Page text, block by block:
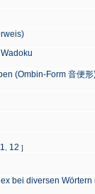
(Ombin-Form 音便形
12 ]
bei diversen